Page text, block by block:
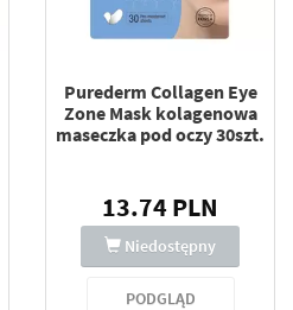
Purederm Collagen Eye
Zone Mask kolagenowa
maseczka pod oczy 30szt.
13.74 PLN
Niedostępny
PODGLĄD